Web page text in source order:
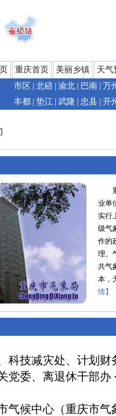
重庆首页 美丽乡镇
天气
市区
北碚 渝北 巴南 万
丰都 垫江 武隆 忠县 开
业单
实行
级气
作的
理。
共气
本，
情】
科技减灾处、计划
党委、离退休干部办
气候中心（重庆市